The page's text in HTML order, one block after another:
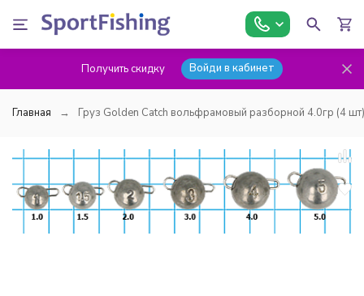
Получить скидку Войди в кабинет
Главная Груз Golden Catch вольфрамовый разборной 4.0гр (4 шт)